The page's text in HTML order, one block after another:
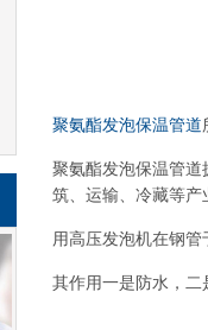
聚氨酯发泡保温管道
聚氨酯发泡保温管
筑、运输、冷藏等产
用高压发泡机在钢
其作用一是防水，